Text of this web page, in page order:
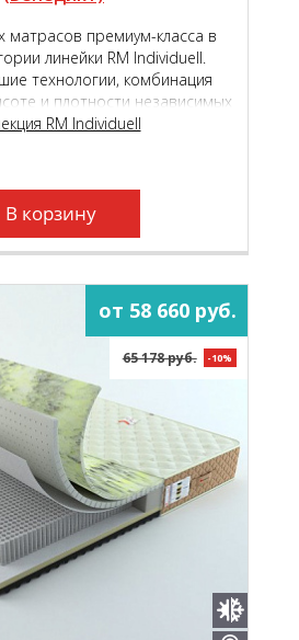
матрасов премиум-класса в
линейки RM Individuell.
технологии, комбинация
и плотности независимых
блоков и уникальные
RM Individuell
В корзину
от 58 660 руб.
65 178 руб. -10%